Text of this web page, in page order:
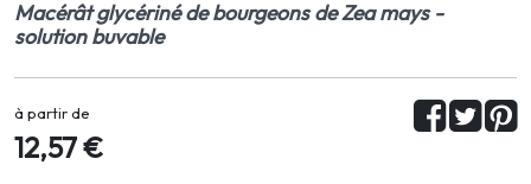
Macérât glycériné de bourgeons de Zea mays -
solution buvable
à partir de
12,57 €